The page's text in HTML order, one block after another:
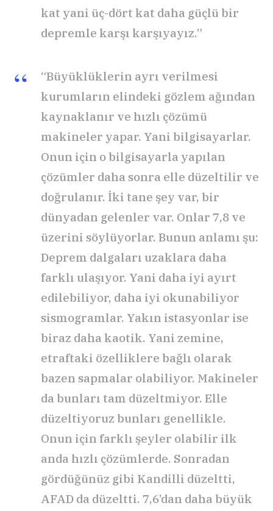
kat yani üç-dört kat daha güçlü bir
depremle karşı karşıyayız.”
“Büyüklüklerin ayrı verilmesi
kurumların elindeki gözlem ağından
kaynaklanır ve hızlı çözümü
makineler yapar. Yani bilgisayarlar.
Onun için o bilgisayarla yapılan
çözümler daha sonra elle düzeltilir ve
doğrulanır. İki tane şey var, bir
dünyadan gelenler var. Onlar 7,8 ve
üzerini söylüyorlar. Bunun anlamı şu:
Deprem dalgaları uzaklara daha
farklı ulaşıyor. Yani daha iyi ayırt
edilebiliyor, daha iyi okunabiliyor
sismogramlar. Yakın istasyonlar ise
biraz daha kaotik. Yani zemine,
etraftaki özelliklere bağlı olarak
bazen sapmalar olabiliyor. Makineler
da bunları tam düzeltmiyor. Elle
düzeltiyoruz bunları genellikle.
Onun için farklı şeyler olabilir ilk
anda hızlı çözümlerde. Sonradan
gördüğünüz gibi Kandilli düzeltti,
AFAD da düzeltti. 7,6’dan daha büyük